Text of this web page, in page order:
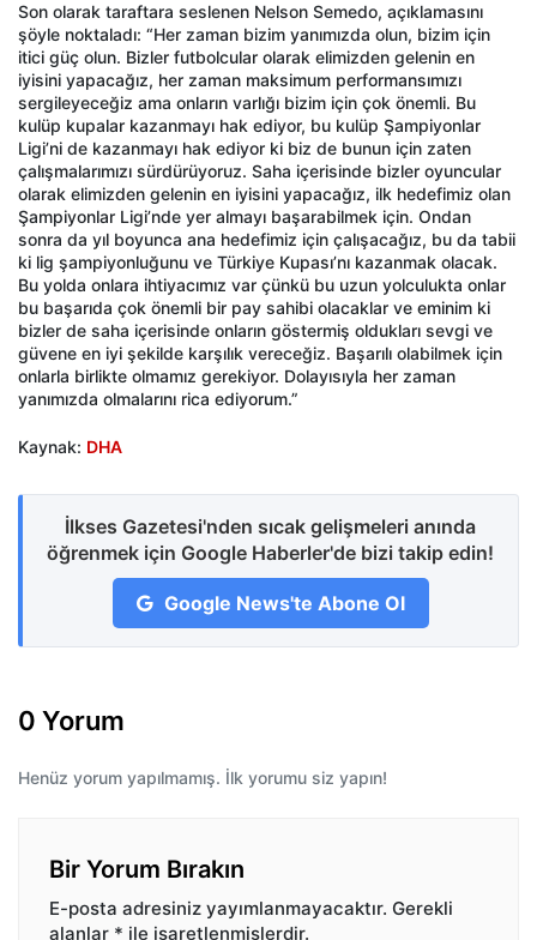
Son olarak taraftara seslenen Nelson Semedo, açıklamasını
şöyle noktaladı: “Her zaman bizim yanımızda olun, bizim için
itici güç olun. Bizler futbolcular olarak elimizden gelenin en
iyisini yapacağız, her zaman maksimum performansımızı
sergileyeceğiz ama onların varlığı bizim için çok önemli. Bu
kulüp kupalar kazanmayı hak ediyor, bu kulüp Şampiyonlar
Ligi’ni de kazanmayı hak ediyor ki biz de bunun için zaten
çalışmalarımızı sürdürüyoruz. Saha içerisinde bizler oyuncular
olarak elimizden gelenin en iyisini yapacağız, ilk hedefimiz olan
Şampiyonlar Ligi’nde yer almayı başarabilmek için. Ondan
sonra da yıl boyunca ana hedefimiz için çalışacağız, bu da tabii
ki lig şampiyonluğunu ve Türkiye Kupası’nı kazanmak olacak.
Bu yolda onlara ihtiyacımız var çünkü bu uzun yolculukta onlar
bu başarıda çok önemli bir pay sahibi olacaklar ve eminim ki
bizler de saha içerisinde onların göstermiş oldukları sevgi ve
güvene en iyi şekilde karşılık vereceğiz. Başarılı olabilmek için
onlarla birlikte olmamız gerekiyor. Dolayısıyla her zaman
yanımızda olmalarını rica ediyorum.”
Kaynak: DHA
İlkses Gazetesi'nden sıcak gelişmeleri anında
öğrenmek için Google Haberler'de bizi takip edin!
Google News'te Abone Ol
0 Yorum
Henüz yorum yapılmamış. İlk yorumu siz yapın!
Bir Yorum Bırakın
E-posta adresiniz yayımlanmayacaktır. Gerekli
alanlar * ile işaretlenmişlerdir.